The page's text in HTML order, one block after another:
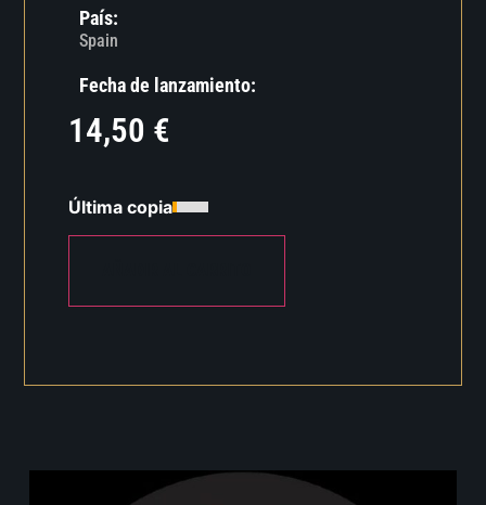
País:
Spain
Fecha de lanzamiento:
14,50 €
Última copia